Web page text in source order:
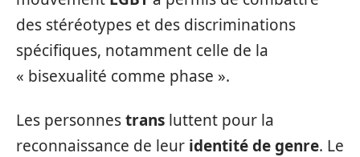
des stéréotypes et des discriminations
spécifiques, notamment celle de la
« bisexualité comme phase ».
Les personnestrans luttent pour la
reconnaissance de leur identité de genre. Le